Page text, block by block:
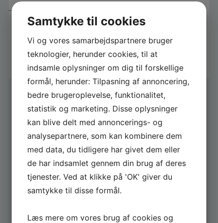
ENERGY SWIMSPA /LAV
TO DELT - 4 PERS.
239.500,00 DKK
FÅ GODE TILBUD
Tilmeld dig og få løbende tilbud fra butikken
Samtykke til cookies
Vi og vores samarbejdspartnere bruger
teknologier, herunder cookies, til at
indsamle oplysninger om dig til forskellige
formål, herunder: Tilpasning af annoncering,
bedre brugeroplevelse, funktionalitet,
statistik og marketing. Disse oplysninger
kan blive delt med annoncerings- og
analysepartnere, som kan kombinere dem
med data, du tidligere har givet dem eller
de har indsamlet gennem din brug af deres
tjenester. Ved at klikke på 'OK' giver du
samtykke til disse formål.
Læs mere om vores brug af cookies og